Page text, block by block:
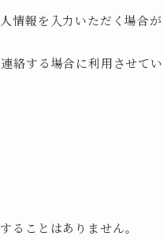
情報を入力いただく場合が
絡する場合に利用させてい
ることはありません。